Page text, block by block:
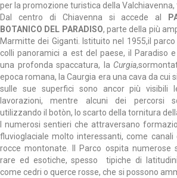
per la promozione turistica della Valchiavenna,
Dal centro di Chiavenna si accede al
BOTANICO DEL PARADISO, parte della più
Marmitte dei Giganti. Istituito nel 1955,il
colli panoramici a est del paese, il Paradiso
una profonda spaccatura, la Curgia
epoca romana, la Caurgia era una cava da cui
sulle sue superfici sono ancor più visibili
lavorazioni, mentre alcuni dei percorsi
utilizzando il botòn, lo scarto della tornitura
I numerosi sentieri che attraversano
fluvioglaciale molto interessanti, come
rocce montonate. Il Parco ospita numerose
rare ed esotiche, spesso tipiche di
come cedri o querce rosse, che si possono